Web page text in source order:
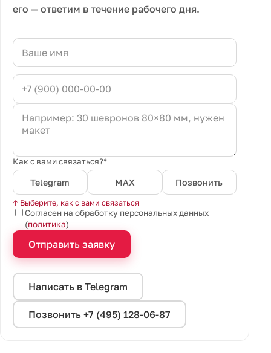
его — ответим в течение рабочего дня.
Как с вами связаться?*
Telegram MAX Позвонить
↑ Выберите, как с вами связаться
Согласен на обработку персональных данных
(политика)
Отправить заявку
Написать в Telegram
Позвонить +7 (495) 128-06-87